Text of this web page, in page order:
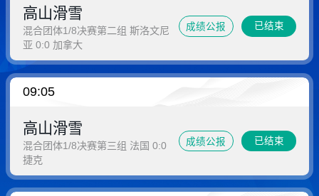
高山滑雪
混合团体1/8决赛第二组 斯洛文尼
亚 0:0 加拿大
成绩公报 已结束
09:05
高山滑雪
混合团体1/8决赛第三组 法国 0:0
捷克
成绩公报 已结束